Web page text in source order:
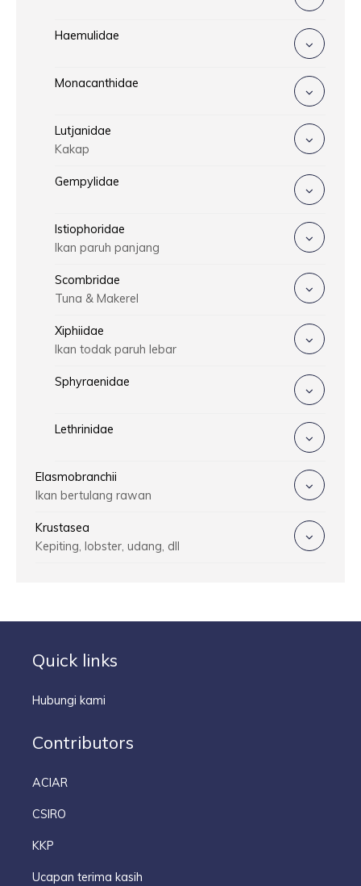
Haemulidae
Monacanthidae
Lutjanidae
Kakap
Gempylidae
Istiophoridae
Ikan paruh panjang
Scombridae
Tuna & Makerel
Xiphiidae
Ikan todak paruh lebar
Sphyraenidae
Lethrinidae
Elasmobranchii
Ikan bertulang rawan
Krustasea
Kepiting, lobster, udang, dll
Quick links
Hubungi kami
Contributors
ACIAR
CSIRO
KKP
Ucapan terima kasih